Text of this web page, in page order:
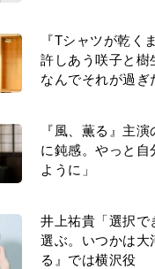
『Tシャツが乾く
許しあう咲子と樹
なんでそれが過
『風、薫る』主
に鈍感。やっと自
ように」
井上祐貴「選択で
選ぶ。いつかは大
る』では横沢役